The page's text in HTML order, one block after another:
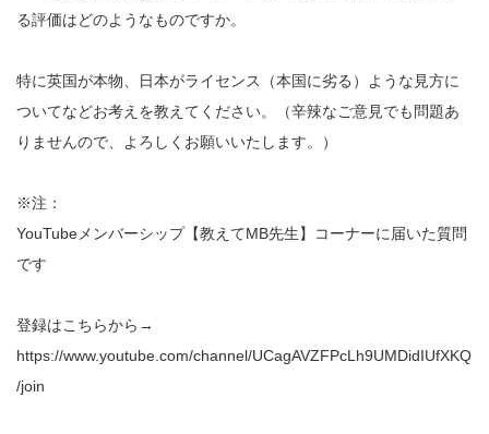
る評価はどのようなものですか。
特に英国が本物、日本がライセンス（本国に劣る）ような見方に
ついてなどお考えを教えてください。（辛辣なご意見でも問題あ
りませんので、よろしくお願いいたします。）
※注：
YouTubeメンバーシップ【教えてMB先生】コーナーに届いた質問
です
登録はこちらから→
https://www.youtube.com/channel/UCagAVZFPcLh9UMDidIUfXKQ
/join